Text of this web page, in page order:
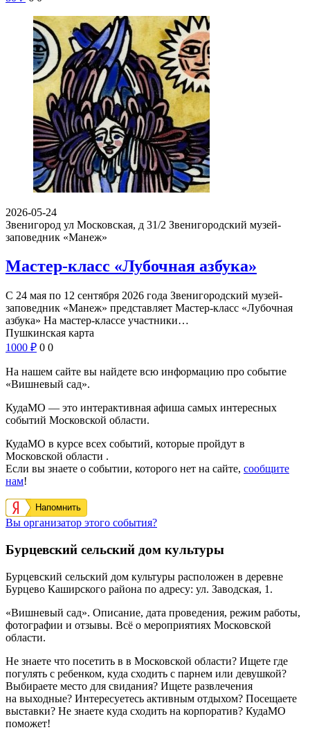
2026-05-24
Звенигород ул Московская, д 31/2 Звенигородский музей-
заповедник «Манеж»
Мастер-класс «Лубочная азбука»
С 24 мая по 12 сентября 2026 года Звенигородский музей-
заповедник «Манеж» представляет Мастер-класс «Лубочная
азбука» На мастер-классе участники…
Пушкинская карта
1000 ₽ 0 0
На нашем сайте вы найдете всю информацию про событие
«Вишневый сад».
КудаМО — это интерактивная афиша самых интересных
событий Московской области.
КудаМО в курсе всех событий, которые пройдут в
Московской области .
Если вы знаете о событии, которого нет на сайте, сообщите
нам!
Напомнить
Вы организатор этого события?
Бурцевский сельский дом культуры
Бурцевский сельский дом культуры расположен в деревне
Бурцево Каширского района по адресу: ул. Заводская, 1 .
«Вишневый сад». Описание, дата проведения, режим работы,
фотографии и отзывы. Всё о мероприятиях Московской
области.
Не знаете что посетить в в Московской области? Ищете где
погулять с ребенком, куда сходить с парнем или девушкой?
Выбираете место для свидания? Ищете развлечения
на выходные? Интересуетесь активным отдыхом? Посещаете
выставки? Не знаете куда сходить на корпоратив? КудаМО
поможет!